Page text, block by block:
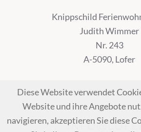
Knippschild
Judith Wimmer
Nr. 243
A-5090, Lofer
+43 664 1134
Diese Website verwendet
Website und ihre Angebote
navigieren, akzeptieren Sie diese